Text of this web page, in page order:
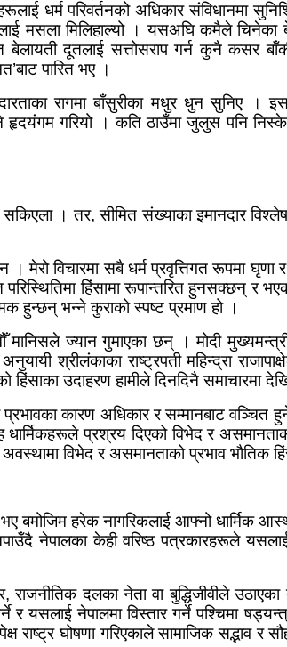
धर्म परिवर्तनको अधिकार संविधानमा
मसला मिलिहाल्यो । यसअघि कमैले चिनेका
दूतलाई सत्तोसराप गर्न कुनै कसर
’बाट पारित भए ।
रागमा बाँसुरीका मधुर धुन सुनिए ।
हृदयंगम गरियो । कति ठाउँमा जुलुस पनि
सकिएला । तर, सीमित संख्याका इमानदार
मेरो विचारमा सबै धर्म प्रवृत्तिगत रूपमा घृणा
हिंसामा रूपान्तरित हुनसक्छन् र
हुन्छन् भन्ने कुराको स्पष्ट प्रमाण हो ।
मानिसले ज्यान गुमाएका छन् । मोदी
श्रीलंकाका राष्ट्रपती महिन्द्रा
हिंसाका उदाहरण हामीले दिनदिनै समाचारमा
प्रभावका कारण अधिकार र सम्मानबाट
प्रश्रय दिएको विभेद र
विभेद र असमानताको प्रभाव भौतिक
बमोजिम हरेक नागरिकलाई आफ्नो धार्मिक
नेपालका केही वरिष्ठ पत्रकारहरूले
,राजनीतिक दलका नेता वा बुद्धिजीवीले
यसलाई नेपालमा विस्तार गर्ने पश्चिमा
राष्ट्र घोषणा गरिएकाले सामाजिक सद्भाव र